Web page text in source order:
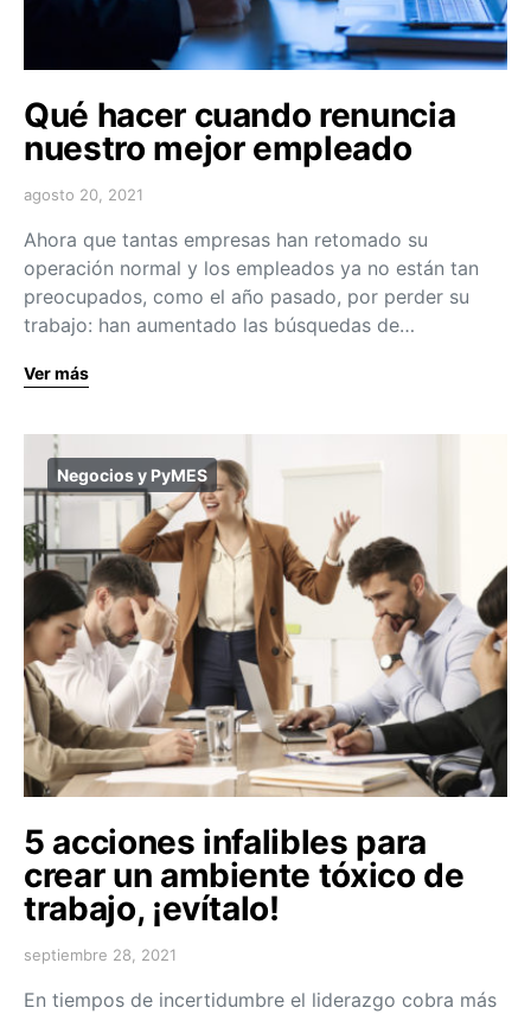
Qué hacer cuando renuncia
nuestro mejor empleado
agosto 20, 2021
Ahora que tantas empresas han retomado su
operación normal y los empleados ya no están tan
preocupados, como el año pasado, por perder su
trabajo: han aumentado las búsquedas de…
Ver más
Negocios y PyMES
5 acciones infalibles para
crear un ambiente tóxico de
trabajo, ¡evítalo!
septiembre 28, 2021
En tiempos de incertidumbre el liderazgo cobra más